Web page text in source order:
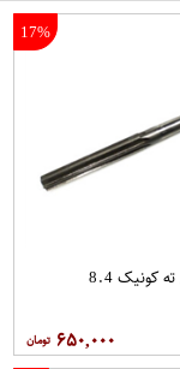
17%
کونیک 8.4
۶۵۰,۰۰۰